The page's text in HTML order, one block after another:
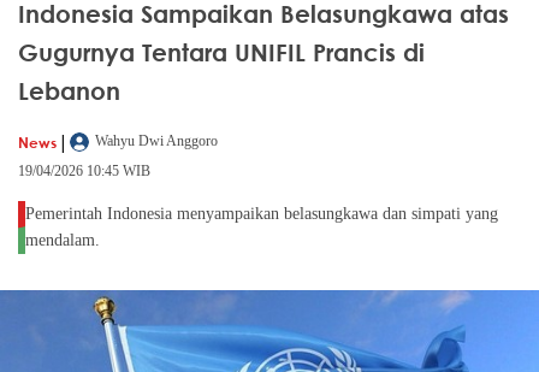
Indonesia Sampaikan Belasungkawa atas
Gugurnya Tentara UNIFIL Prancis di
Lebanon
News |
Wahyu Dwi Anggoro
19/04/2026 10:45 WIB
Pemerintah Indonesia menyampaikan belasungkawa dan simpati yang
mendalam.